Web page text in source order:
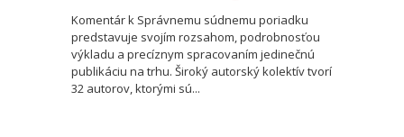
Komentár k Správnemu súdnemu poriadku
predstavuje svojím rozsahom, podrobnosťou
výkladu a precíznym spracovaním jedinečnú
publikáciu na trhu. Široký autorský kolektív tvorí
32 autorov, ktorými sú...